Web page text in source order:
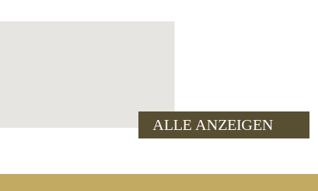
ALLE ANZEIGEN